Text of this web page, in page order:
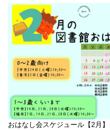
おはなし会スケジュール【2月】